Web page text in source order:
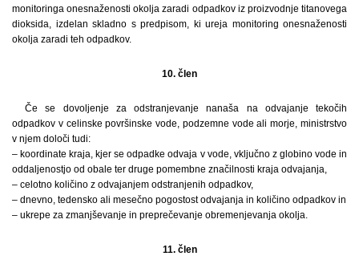
monitoringa onesnaženosti okolja zaradi odpadkov iz proizvodnje titanovega
dioksida, izdelan skladno s predpisom, ki ureja monitoring onesnaženosti
okolja zaradi teh odpadkov.
10. člen
Če se dovoljenje za odstranjevanje nanaša na odvajanje tekočih
odpadkov v celinske površinske vode, podzemne vode ali morje, ministrstvo
v njem določi tudi:
– koordinate kraja, kjer se odpadke odvaja v vode, vključno z globino vode in
oddaljenostjo od obale ter druge pomembne značilnosti kraja odvajanja,
– celotno količino z odvajanjem odstranjenih odpadkov,
– dnevno, tedensko ali mesečno pogostost odvajanja in količino odpadkov in
– ukrepe za zmanjševanje in preprečevanje obremenjevanja okolja.
11. člen